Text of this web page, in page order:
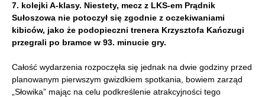
7. kolejki A-klasy. Niestety, mecz z LKS-em Prądnik
Sułoszowa nie potoczył się zgodnie z oczekiwaniami
kibiców, jako że podopieczni trenera Krzysztofa Kańczugi
przegrali po bramce w 93. minucie gry.
Całość wydarzenia rozpoczęła się jednak na dwie godziny przed
planowanym pierwszym gwizdkiem spotkania, bowiem zarząd
„Słowika” mając na celu podkreślenie atrakcyjności tego